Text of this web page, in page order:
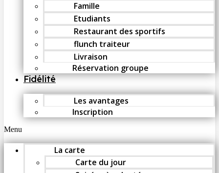
Famille
Etudiants
Restaurant des sportifs
flunch traiteur
Livraison
Réservation groupe
Fidélité
Les avantages
Inscription
Menu
La carte
Carte du jour